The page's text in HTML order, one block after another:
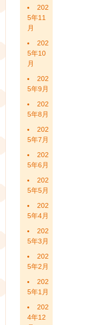
202
5年11
月
202
5年10
月
202
5年9月
202
5年8月
202
5年7月
202
5年6月
202
5年5月
202
5年4月
202
5年3月
202
5年2月
202
5年1月
202
4年12